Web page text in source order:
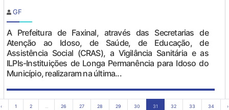
GF
A Prefeitura de Faxinal, através das Secretarias de
Atenção ao Idoso, de Saúde, de Educação, de
Assistência Social (CRAS), a Vigilância Sanitária e as
ILPIs-Instituições de Longa Permanência para Idoso do
Município, realizaram na última...
‹ 1 2 ... 26 27 28 29 30 31 32 33 34 ›